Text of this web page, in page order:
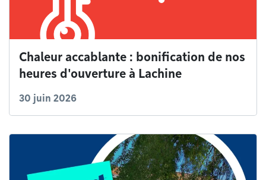
Chaleur accablante : bonification de nos
heures d'ouverture à Lachine
30 juin 2026